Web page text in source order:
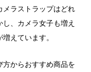
ラストラップはどれ
、カメラ女子も増え
えています。
からおすすめ商品を